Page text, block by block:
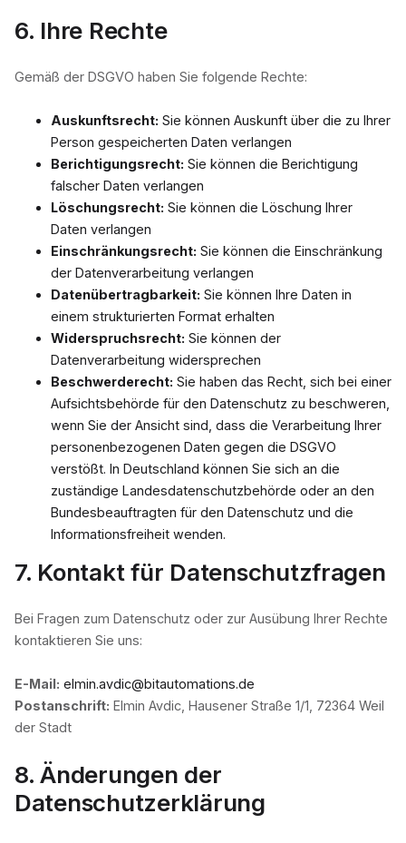
6. Ihre Rechte
Gemäß der DSGVO haben Sie folgende Rechte:
Auskunftsrecht: Sie können Auskunft über die zu Ihrer
Person gespeicherten Daten verlangen
Berichtigungsrecht: Sie können die Berichtigung
falscher Daten verlangen
Löschungsrecht: Sie können die Löschung Ihrer
Daten verlangen
Einschränkungsrecht: Sie können die Einschränkung
der Datenverarbeitung verlangen
Datenübertragbarkeit: Sie können Ihre Daten in
einem strukturierten Format erhalten
Widerspruchsrecht: Sie können der
Datenverarbeitung widersprechen
Beschwerderecht: Sie haben das Recht, sich bei einer
Aufsichtsbehörde für den Datenschutz zu beschweren,
wenn Sie der Ansicht sind, dass die Verarbeitung Ihrer
personenbezogenen Daten gegen die DSGVO
verstößt. In Deutschland können Sie sich an die
zuständige Landesdatenschutzbehörde oder an den
Bundesbeauftragten für den Datenschutz und die
Informationsfreiheit wenden.
7. Kontakt für Datenschutzfragen
Bei Fragen zum Datenschutz oder zur Ausübung Ihrer Rechte
kontaktieren Sie uns:
E-Mail: elmin.avdic@bitautomations.de
Postanschrift: Elmin Avdic, Hausener Straße 1/1, 72364 Weil
der Stadt
8. Änderungen der
Datenschutzerklärung